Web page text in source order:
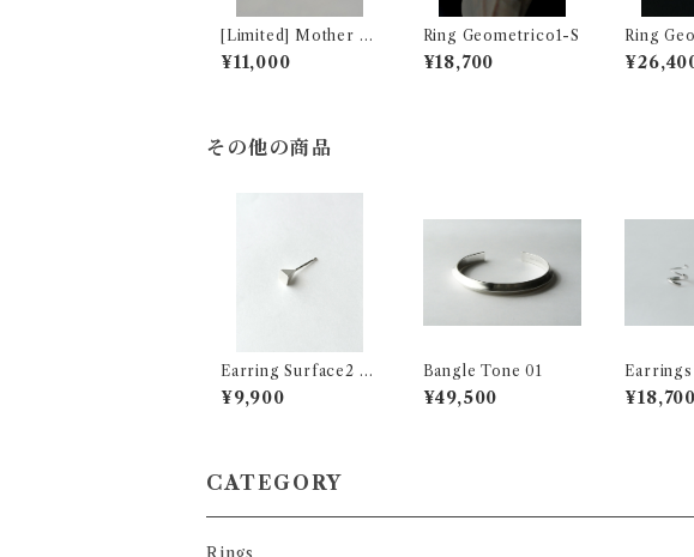
[Limited] Mother of
pearl Ring
¥11,000
Ring Geometrico1-S
¥18,700
Ring
M
その他の商品
Earring Surface2 -
Ground in the air -
¥9,900
Bangle Tone 01
¥49,500 ¥18,700
CATEGORY